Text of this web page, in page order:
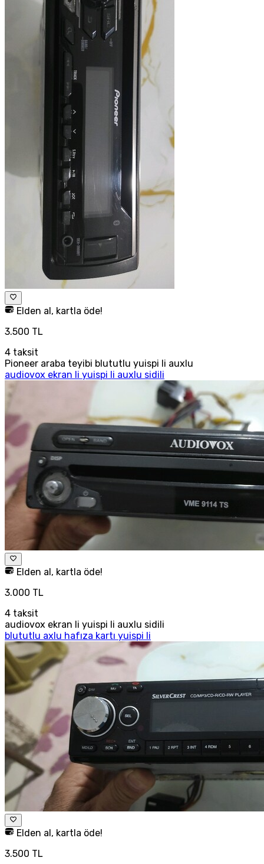
Elden al, kartla öde!
3.500 TL
4 taksit
Pioneer araba teyibi blututlu yuispi li auxlu
audiovox ekran li yuispi li auxlu sidili
Elden al, kartla öde!
3.000 TL
4 taksit
audiovox ekran li yuispi li auxlu sidili
blututlu axlu hafıza kartı yuispi li
Elden al, kartla öde!
3.500 TL